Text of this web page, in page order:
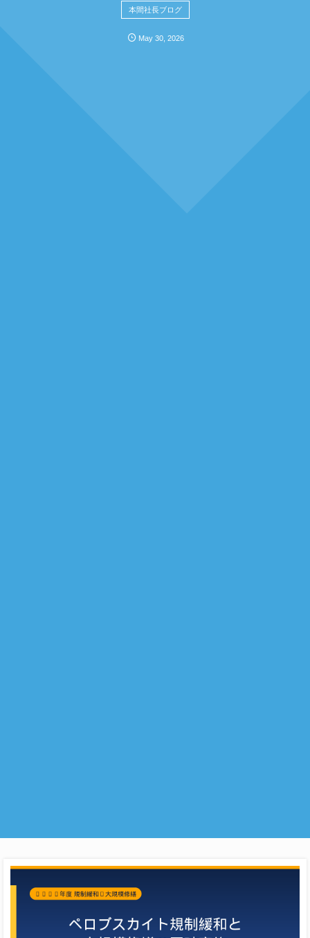
本間社長ブログ
May 30 ,2026